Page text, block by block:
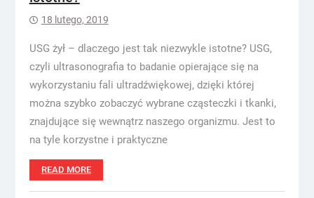
18 lutego, 2019
USG żył – dlaczego jest tak niezwykle istotne? USG,
czyli ultrasonografia to badanie opierające się na
wykorzystaniu fali ultradźwiękowej, dzięki której
można szybko zobaczyć wybrane cząsteczki i tkanki,
znajdujące się wewnątrz naszego organizmu. Jest to
na tyle korzystne i praktyczne
READ MORE